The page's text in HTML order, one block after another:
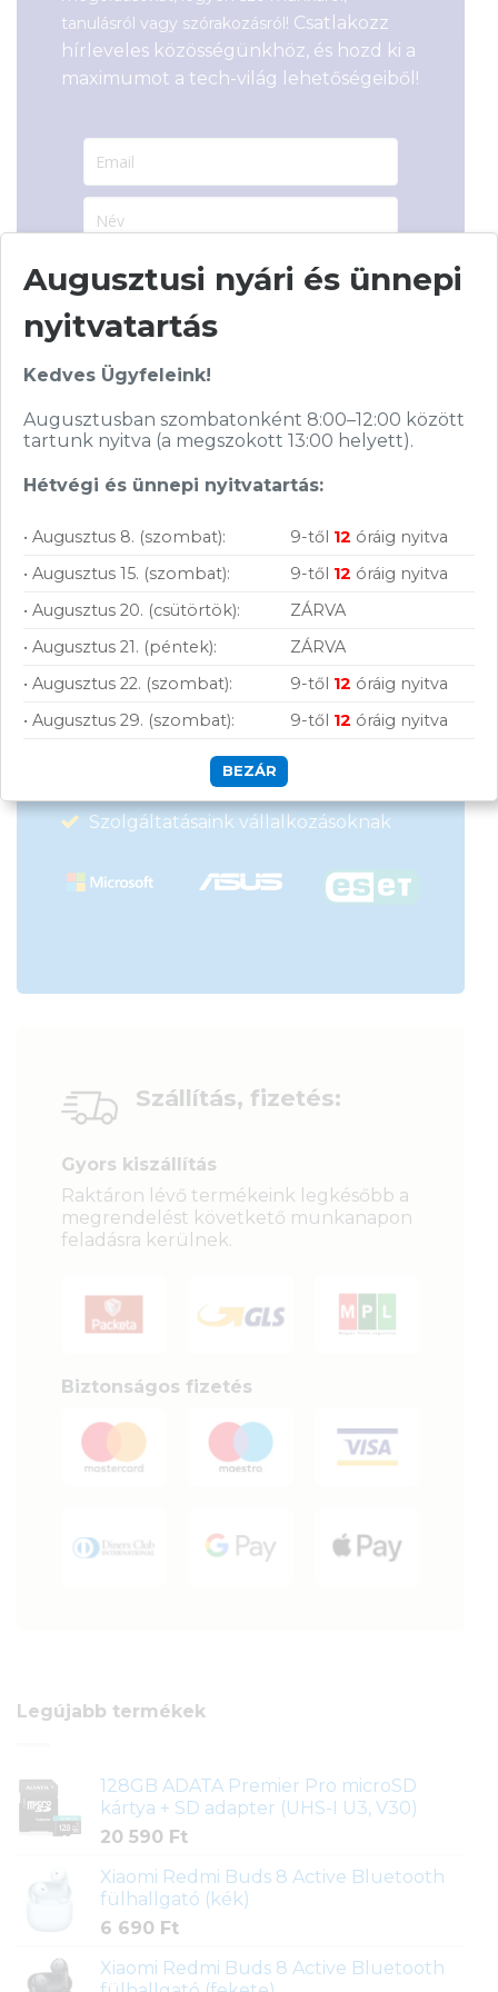
tanulásról vagy szórakozásról! Csatlakozz
hírleveles közösségünkhöz, és hozd ki a
maximumot a tech-világ lehetőségeiből!
Hírlevelünkről bármikor leiratkozhatsz.
Elfogadom az
adatkezelési tájékoztatót.
FELIRATKOZOM
Vásárolj nálunk!
Nagy raktárkészlet
Garanciavállalás
Hűségprogram
50 000 Ft felett ingyenes szállítás
Szolgáltatásaink vállalkozásoknak
Szállítás, fizetés:
Gyors kiszállítás
Raktáron lévő termékeink legkésőbb a
megrendelést követkető munkanapon
feladásra kerülnek.
Biztonságos fizetés
Legújabb termékek
128GB ADATA Premier Pro microSD
kártya + SD adapter (UHS-I U3, V30)
20 590 Ft
Xiaomi Redmi Buds 8 Active Bluetooth
fülhallgató (kék)
6 690 Ft
Xiaomi Redmi Buds 8 Active Bluetooth
Augusztusi nyári és ünnepi
nyitvatartás
Kedves Ügyfeleink!
Augusztusban szombatonként 8:00–12:00 között
tartunk nyitva (a megszokott 13:00 helyett).
Hétvégi és ünnepi nyitvatartás:
• Augusztus 8. (szombat): 9-től 12 óráig nyitva
• Augusztus 15. (szombat):
9-től 12 óráig nyitva
• Augusztus 20. (csütörtök):
ZÁRVA
• Augusztus 21. (péntek):
ZÁRVA
• Augusztus 22. (szombat):
9-től 12 óráig nyitva
• Augusztus 29. (szombat):
9-től 12 óráig nyitva
BEZÁR